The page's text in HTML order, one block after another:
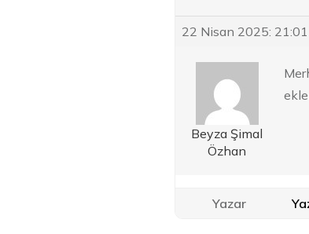
22 Nisan 2025: 21:01
Beyza Şimal
Özhan
Yazar